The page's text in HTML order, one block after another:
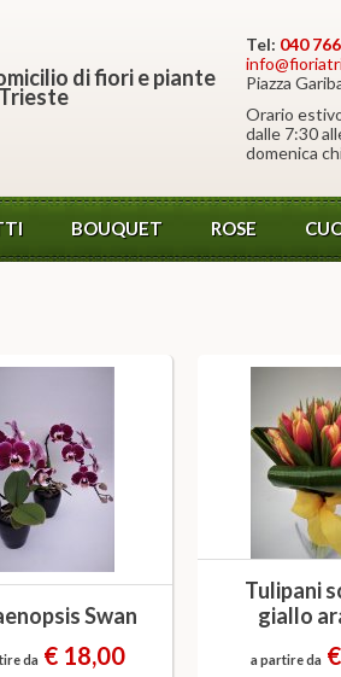
di fiori e piante
Tel: 040
Piazza
Orario
dalle 7:30
domenica
BOUQUET ROSE
Swan
da € 18,00
Tulipani
giallo
a partire da